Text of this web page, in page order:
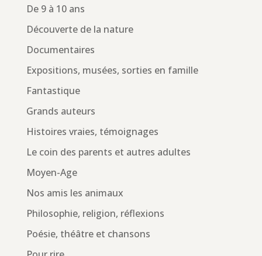
De 9 à 10 ans
Découverte de la nature
Documentaires
Expositions, musées, sorties en famille
Fantastique
Grands auteurs
Histoires vraies, témoignages
Le coin des parents et autres adultes
Moyen-Age
Nos amis les animaux
Philosophie, religion, réflexions
Poésie, théâtre et chansons